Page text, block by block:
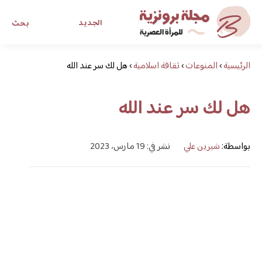
بحث الجديد
مجلة برونزية للفتاة العصرية
ابحث عن أي موضوع يهمك
الرئيسية›المنوعات›ثقافة اسلامية›هل لك سر عند الله
هل لك سر عند الله
بواسطة:شيرين علي نشر في: 19 مارس، 2023